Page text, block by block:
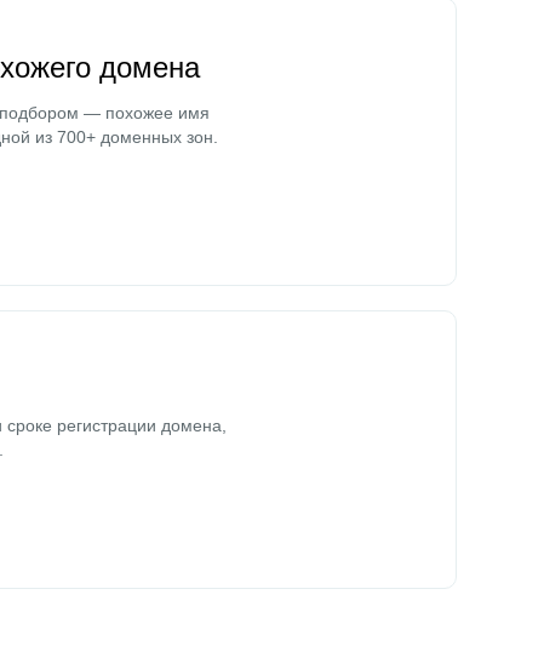
домена
подбором — похожее имя
из 700+ доменных зон.
регистрации домена,